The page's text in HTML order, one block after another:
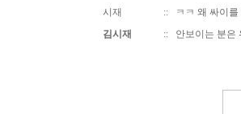
시재
::
ㅋㅋ 왜 싸이
김시재
:: 안보이는 분은